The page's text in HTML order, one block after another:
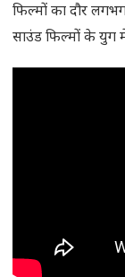
फिल्मों का दौर
साउंड फिल्मों के युग